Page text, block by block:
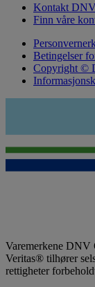
Kontakt DNV
Finn våre
Betingelser
Copyright ©
Varemerkene
Veritas® tilhører
rettigheter